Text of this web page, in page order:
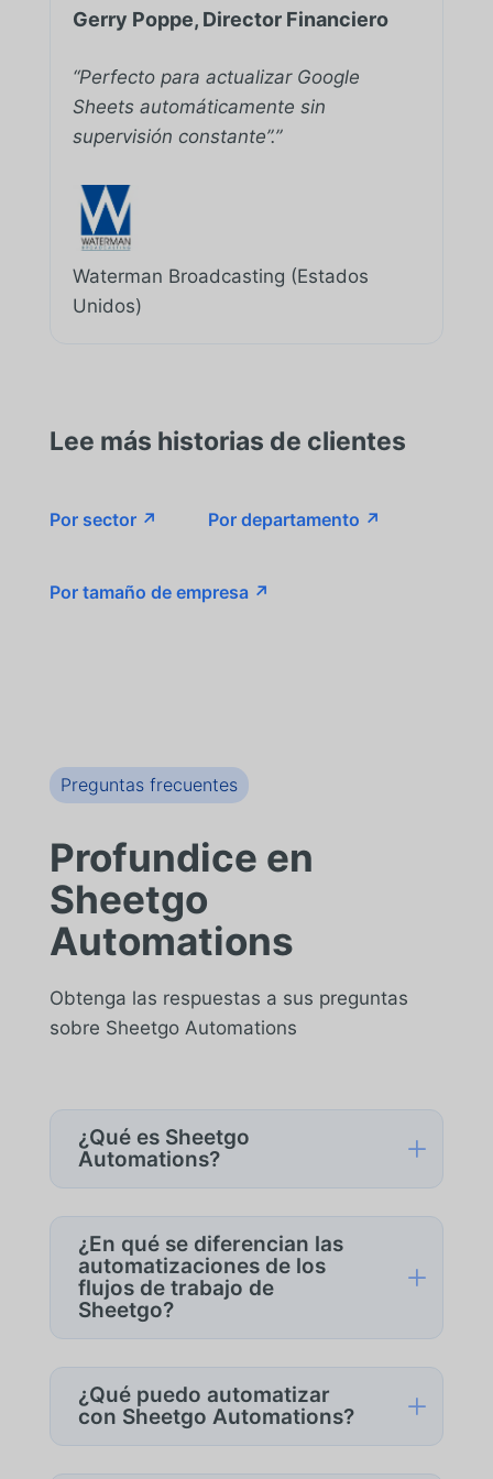
Gerry Poppe, Director Financiero
“Perfecto para actualizar Google
Sheets automáticamente sin
supervisión constante”.”
Waterman Broadcasting (Estados
Unidos)
Lee más historias de clientes
Por sector ↗ Por departamento ↗
Por tamaño de empresa ↗
Preguntas frecuentes
Profundice en
Sheetgo
Automations
Obtenga las respuestas a sus preguntas
sobre Sheetgo Automations
¿Qué es Sheetgo
Automations?
L
independiente que permite automatizar
tareas de datos repetitivas
directamente desde Google Sheets.
Se centra en procesos de
automatización aislados -como
sincronizar datos entre hojas de cálculo,
fusionar archivos, dividir datos o
¿En qué se diferencian las
automatizaciones de los
flujos de trabajo de
Sheetgo?
L
para procesos de datos específicos e
individuales.
¿Qué puedo automatizar
con Sheetgo Automations?
L